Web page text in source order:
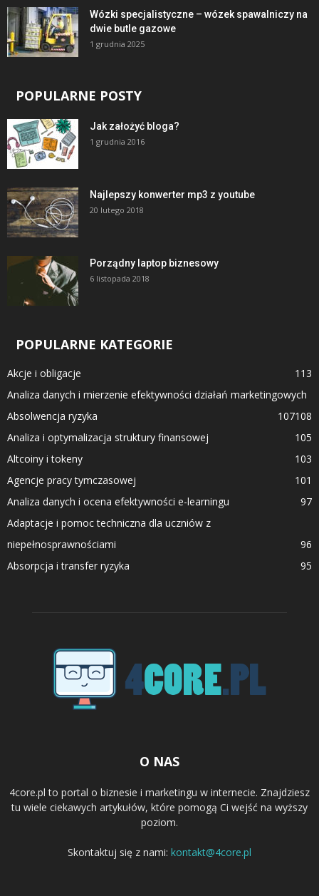
Wózki specjalistyczne – wózek spawalniczy na
dwie butle gazowe
1 grudnia 2025
POPULARNE POSTY
Jak założyć bloga?
1 grudnia 2016
Najlepszy konwerter mp3 z youtube
20 lutego 2018
Porządny laptop biznesowy
6 listopada 2018
POPULARNE KATEGORIE
Akcje i obligacje
113
Analiza danych i mierzenie efektywności działań marketingowych
108
Absolwencja ryzyka
107
Analiza i optymalizacja struktury finansowej
105
Altcoiny i tokeny
103
Agencje pracy tymczasowej
101
Analiza danych i ocena efektywności e-learningu
97
Adaptacje i pomoc techniczna dla uczniów z
niepełnosprawnościami
96
Absorpcja i transfer ryzyka
95
O NAS
4core.pl to portal o biznesie i marketingu w internecie. Znajdziesz
tu wiele ciekawych artykułów, które pomogą Ci wejść na wyższy
poziom.
Skontaktuj się z nami: kontakt@4core.pl